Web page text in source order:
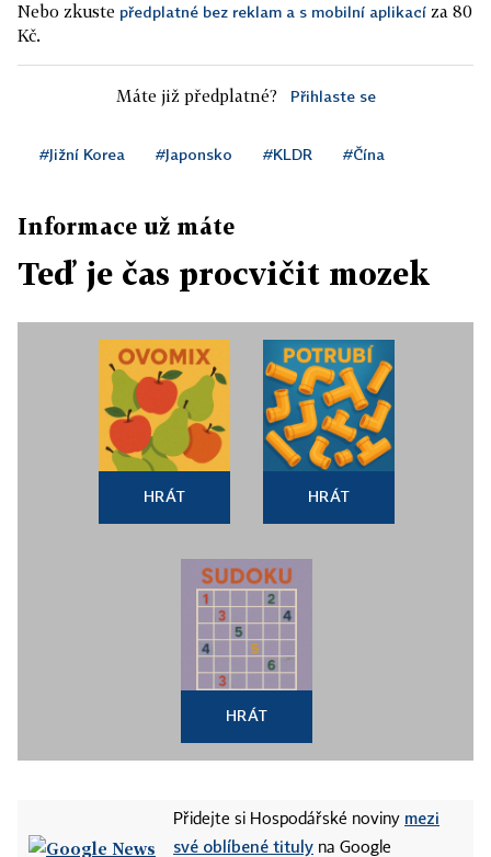
Nebo zkuste předplatné bez reklam a s mobilní aplikací za 80
Kč.
Máte již předplatné? Přihlaste se
#Jižní Korea #Japonsko #KLDR #Čína
Informace už máte
Teď je čas procvičit mozek
HRÁT HRÁT
HRÁT
Přidejte si Hospodářské noviny mezi
své oblíbené tituly na Google